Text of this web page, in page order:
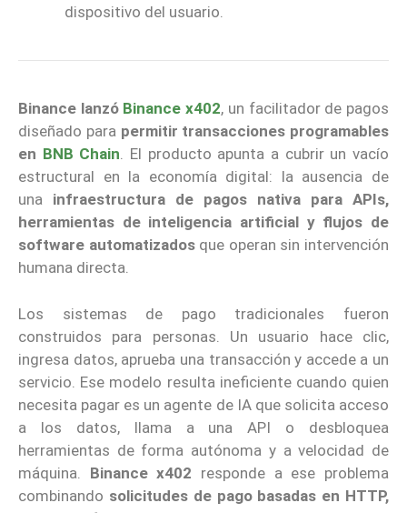
dispositivo del usuario.
Binance lanzó Binance x402, un facilitador de pagos
diseñado para permitir transacciones programables
en BNB Chain. El producto apunta a cubrir un vacío
estructural en la economía digital: la ausencia de
una infraestructura de pagos nativa para APIs,
herramientas de inteligencia artificial y flujos de
software automatizadosque operan sin intervención
humana directa.
Los sistemas de pago tradicionales fueron
construidos para personas. Un usuario hace clic,
ingresa datos, aprueba una transacción y accede a un
servicio. Ese modelo resulta ineficiente cuando quien
necesita pagar es un agente de IA que solicita acceso
a los datos, llama a una API o desbloquea
herramientas de forma autónoma y a velocidad de
máquina. Binance x402 responde a ese problema
combinando solicitudes de pago basadas en HTTP,